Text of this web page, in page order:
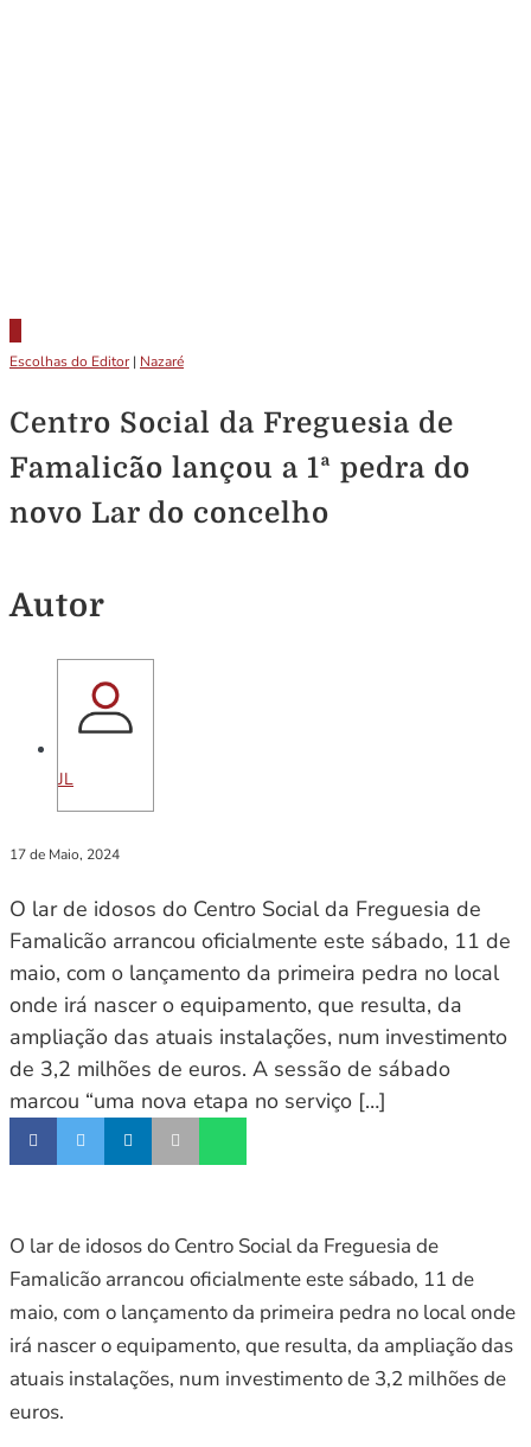
Escolhas do Editor| Nazaré
Centro Social da Freguesia de
Famalicão lançou a 1ª pedra do
novo Lar do concelho
Autor
JL
17 de Maio, 2024
O lar de idosos do Centro Social da Freguesia de
Famalicão arrancou oficialmente este sábado, 11 de
maio, com o lançamento da primeira pedra no local
onde irá nascer o equipamento, que resulta, da
ampliação das atuais instalações, num investimento
de 3,2 milhões de euros. A sessão de sábado
marcou “uma nova etapa no serviço […]
O lar de idosos do Centro Social da Freguesia de
Famalicão arrancou oficialmente este sábado, 11 de
maio, com o lançamento da primeira pedra no local onde
irá nascer o equipamento, que resulta, da ampliação das
atuais instalações, num investimento de 3,2 milhões de
euros.